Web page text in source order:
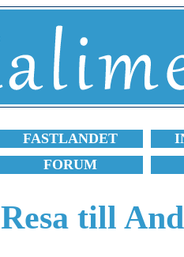
FASTLANDET
FORUM
Resa till